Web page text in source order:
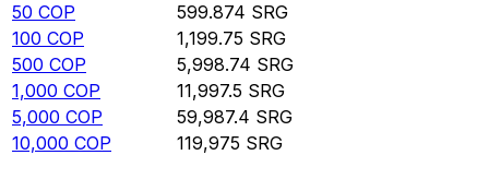
50 COP 599.874 SRG
100 COP 1,199.75 SRG
500 COP 5,998.74 SRG
1,000 COP 11,997.5 SRG
5,000 COP 59,987.4 SRG
10,000 COP 119,975 SRG